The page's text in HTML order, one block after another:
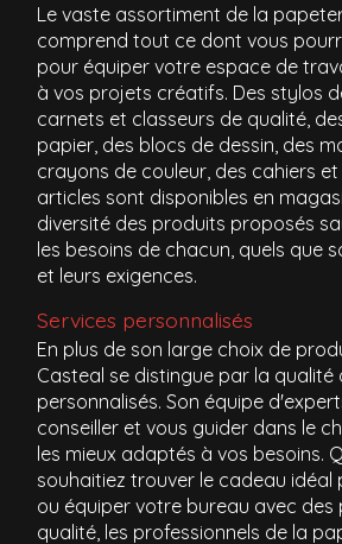
Le vaste assortiment de la
comprend tout ce dont vous
pour équiper votre espace de
à vos projets créatifs. Des stylos
carnets et classeurs de qualité,
papier, des blocs de dessin, des
crayons de couleur, des cahiers
articles sont disponibles en
diversité des produits proposés
les besoins de chacun, quels que
et leurs exigences.
Services personnalisés
En plus de son large choix de
Casteal se distingue par la qualité
personnalisés. Son équipe
conseiller et vous guider dans le
les mieux adaptés à vos besoins.
souhaitiez trouver le cadeau idéal
ou équiper votre bureau avec des
qualité, les professionnels de la